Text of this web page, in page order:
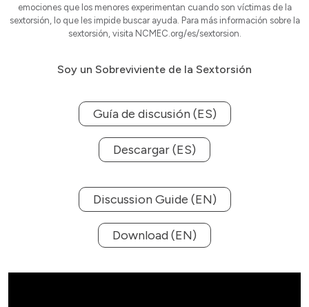
emociones que los menores experimentan cuando son víctimas de la
sextorsión, lo que les impide buscar ayuda. Para más información sobre la
sextorsión, visita NCMEC.org/es/sextorsion.
Soy un Sobreviviente de la Sextorsión
Guía de discusión (ES)
Descargar (ES)
Discussion Guide (EN)
Download (EN)